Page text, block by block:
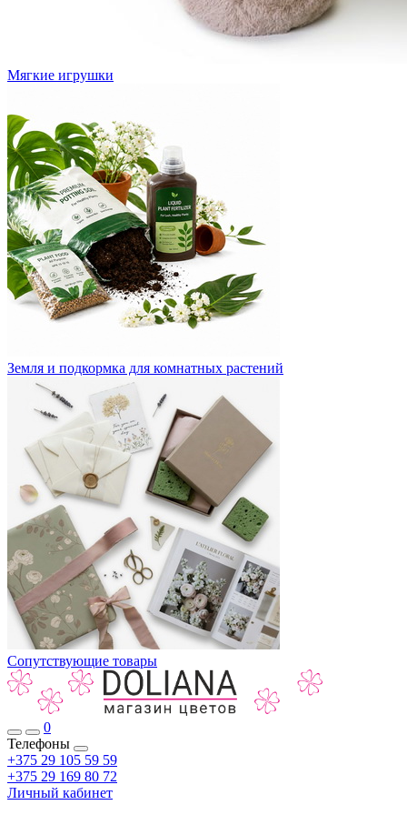
Мягкие игрушки
Земля и подкормка для комнатных растений
Сопутствующие товары
0
Телефоны
+375 29 105 59 59
+375 29 169 80 72
Личный кабинет